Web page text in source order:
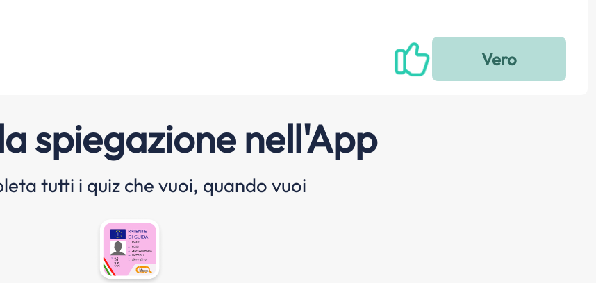
spiegazione nell'App
tutti i quiz che vuoi, quando vuoi